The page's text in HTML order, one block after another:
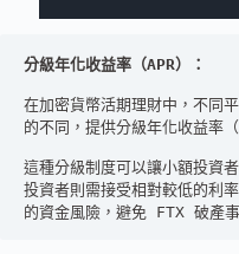
分級年化收益率（APR）：
在加密貨幣活期理財中，不同
的不同，提供分級年化收益率（
這種分級制度可以讓小額投資
投資者則需接受相對較低的利
的資金風險，避免 FTX 破產事